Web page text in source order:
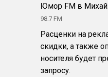
Юмор FM в
98.7 FM
Расценки на
скидки, а также
носителя будет
запросу.